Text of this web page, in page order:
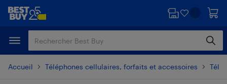
Passer
principal
Passer
Accueil Téléphones cellulaires, forfaits et accessoires